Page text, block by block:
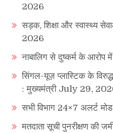
2026
सड़क, शिक्षा और स्वास्थ्य
2026
नाबालिग से दुष्कर्म के आरोप में
सिंगल-यूज़ प्लास्टिक के विरुद्ध
: मुख्यमंत्री July 29,
सभी विभाग 24×7 अलर्ट
मतदाता सूची पुनरीक्षण की